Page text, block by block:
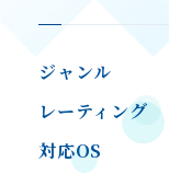
ジャンル
レーティング
対応OS